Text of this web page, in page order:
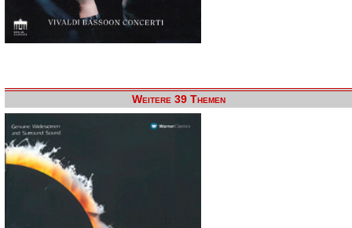
Weitere 39 Themen